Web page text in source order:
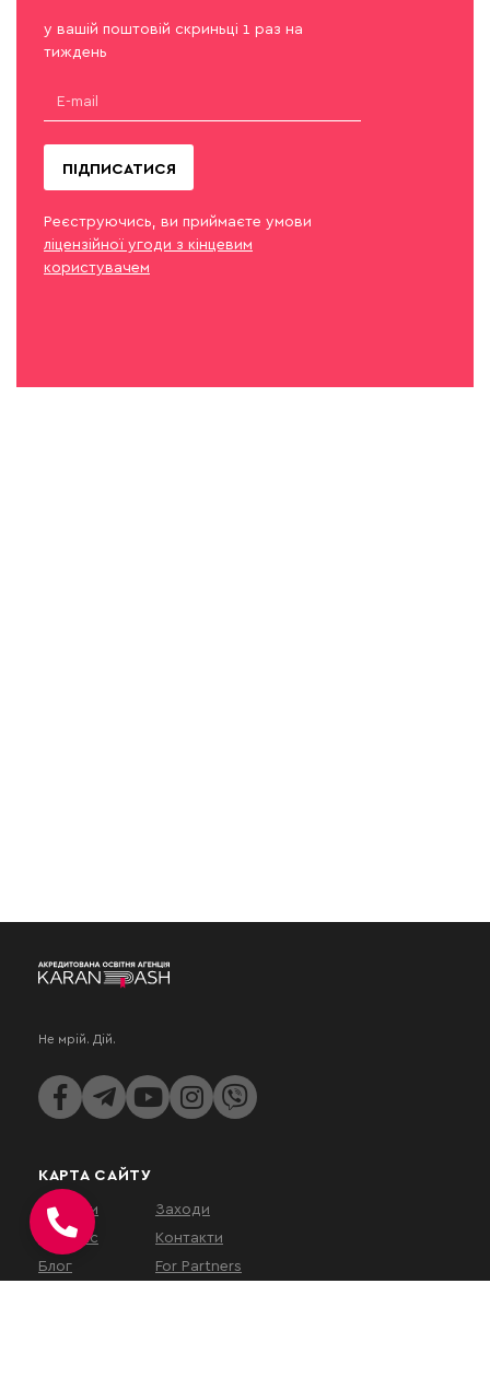
у вашій поштовій скриньці 1 раз на
тиждень
ПІДПИСАТИСЯ
Реєструючись, ви приймаєте умови
ліцензійної угоди з кінцевим
користувачем
Не мрій. Дій.
КАРТА САЙТУ
Послуги
Про нас
Блог
Заходи
Контакти
For Partners